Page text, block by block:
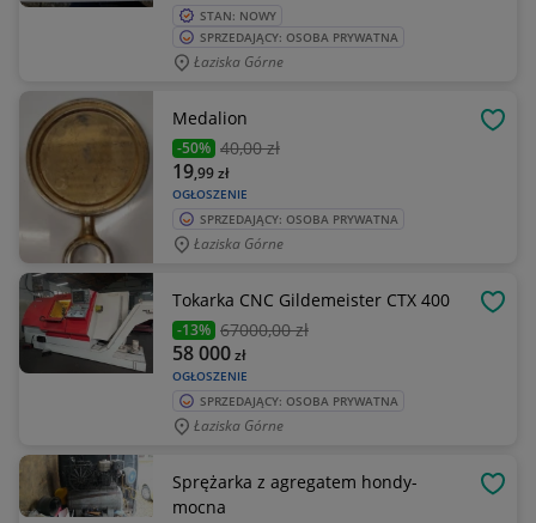
STAN: NOWY
SPRZEDAJĄCY: OSOBA PRYWATNA
Łaziska Górne
Medalion
-50% 40,00 zł
OGŁOSZENIE
19,99zł
SPRZEDAJĄCY: OSOBA PRYWATNA
Łaziska Górne
Tokarka CNC Gildemeister CTX 400
-13% 67000,00 zł
OGŁOSZENIE
58 000zł
SPRZEDAJĄCY: OSOBA PRYWATNA
Łaziska Górne
Sprężarka z agregatem hondy-
mocna